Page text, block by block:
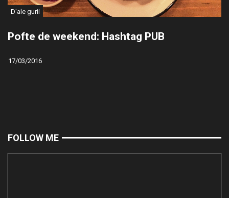
D'ale gurii
Pofte de weekend: Hashtag PUB
17/03/2016
FOLLOW ME